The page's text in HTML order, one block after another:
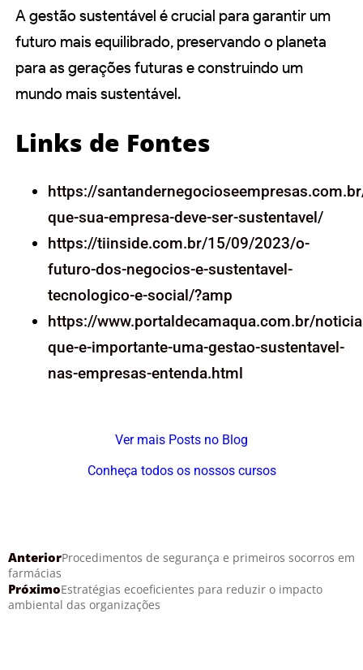
A gestão sustentável é crucial para garantir um
futuro mais equilibrado, preservando o planeta
para as gerações futuras e construindo um
mundo mais sustentável.
Links de Fontes
https://
que-sua-empresa-deve-ser-sustentavel/
https://tiinside.com.br/15/09/2023/o-
futuro-dos-negocios-e-sustentavel-
tecnologico-e-social/?amp
https://www.portaldecamaqua.com.br/
que-e-importante-uma-gestao-sustentavel-
nas-empresas-entenda.html
Ver mais Posts no Blog
Conheça todos os nossos cursos
AnteriorProcedimentos de segurança e primeiros socorros em
farmácias
PróximoEstratégias ecoeficientes para reduzir o impacto
ambiental das organizações